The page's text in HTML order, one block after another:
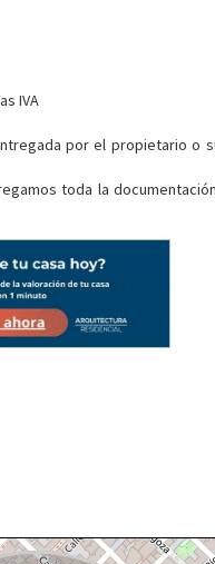
IVA
por el propietario o
toda la